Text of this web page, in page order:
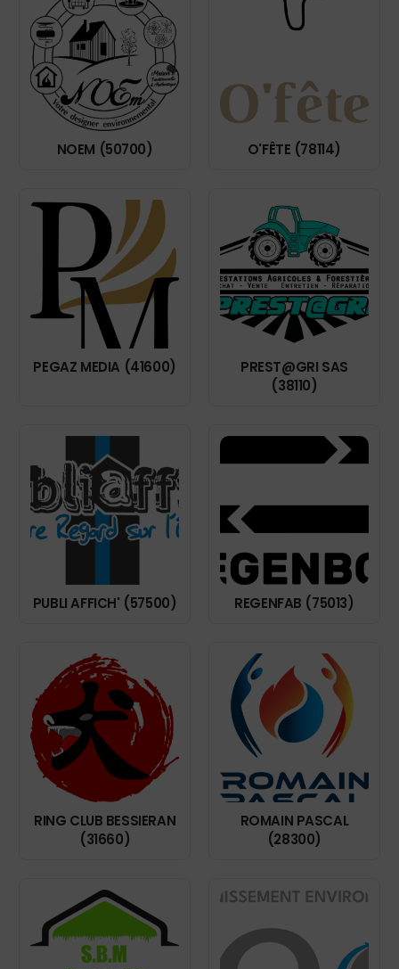
NOEM (50700) O'FÊTE (78114)
PEGAZ MEDIA (41600)
PREST@GRI SAS
(38110)
PUBLI AFFICH' (57500) REGENFAB (75013)
RING CLUB BESSIERAN
(31660)
ROMAIN PASCAL
(28300)